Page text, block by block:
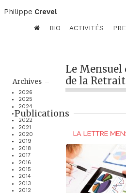
Philippe Crevel
BIO ACTIVITÉS
Archives
2026
2025
2024
2023
2022
2021
2020
2019
2018
2017
2016
2015
2014
2013
2012
Le Mensuel
de la
Publications